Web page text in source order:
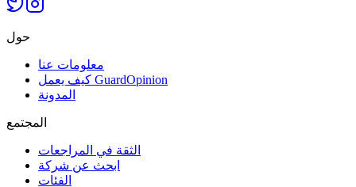
حول
معلومات عنا
كيف يعمل GuardOpinion
المدونة
المجتمع
الثقة في المراجعات
ابحث عن شركة
الفئات